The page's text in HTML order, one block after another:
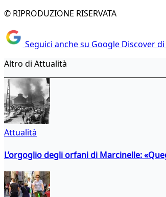
© RIPRODUZIONE RISERVATA
Seguici anche su Google Discover
Altro di Attualità
Attualità
L’orgoglio degli orfani di Marcinelle: